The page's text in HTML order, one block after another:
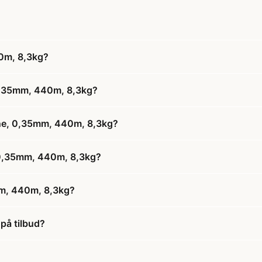
8,3kg?
440m, 8,3kg?
0,35mm, 440m, 8,3kg?
440m, 8,3kg?
440m, 8,3kg?
tilbud?